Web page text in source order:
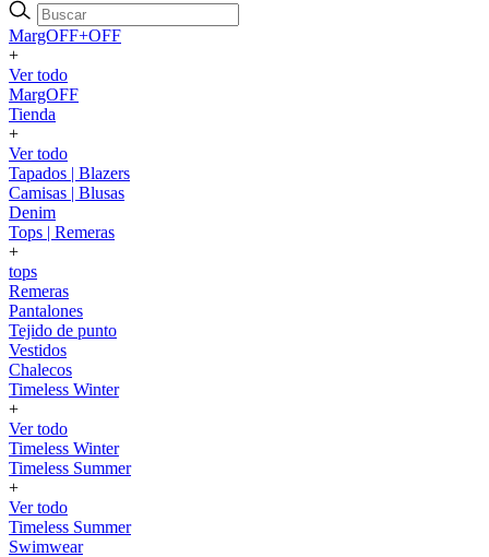
MargOFF+OFF
+
Ver todo
MargOFF
Tienda
+
Ver todo
Tapados | Blazers
Camisas | Blusas
Denim
Tops | Remeras
+
tops
Remeras
Pantalones
Tejido de punto
Vestidos
Chalecos
Timeless Winter
+
Ver todo
Timeless Winter
Timeless Summer
+
Ver todo
Timeless Summer
Swimwear